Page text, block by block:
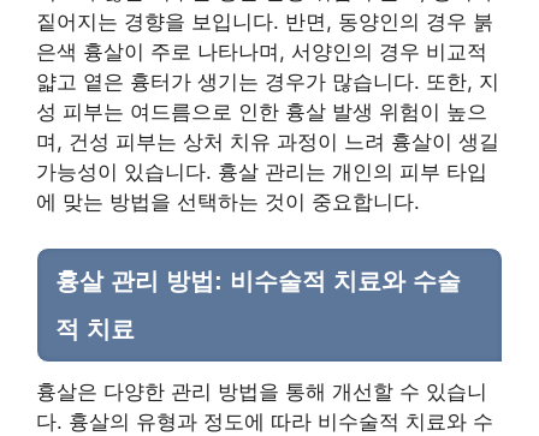
짙어지는 경향을 보입니다. 반면, 동양인의 경우 붉
은색 흉살이 주로 나타나며, 서양인의 경우 비교적
얇고 옅은 흉터가 생기는 경우가 많습니다. 또한, 지
성 피부는 여드름으로 인한 흉살 발생 위험이 높으
며, 건성 피부는 상처 치유 과정이 느려 흉살이 생길
가능성이 있습니다. 흉살 관리는 개인의 피부 타입
에 맞는 방법을 선택하는 것이 중요합니다.
흉살 관리 방법: 비수술적 치료와 수술
적 치료
흉살은 다양한 관리 방법을 통해 개선할 수 있습니
다. 흉살의 유형과 정도에 따라 비수술적 치료와 수